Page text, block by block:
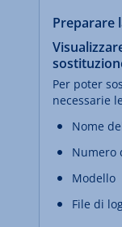
Preparare
Per poter
necessarie
Nome
Numero
Modello
File di